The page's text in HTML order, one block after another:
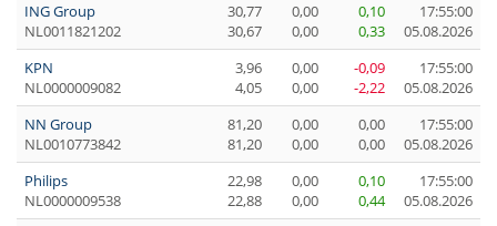
ING Group
NL0011821202
30,77
30,67
0,00
0,00
0,10
0,33
17:55:00
05.08.2026
KPN
NL0000009082
3,96
4,05
0,00
0,00
-0,09
-2,22
17:55:00
05.08.2026
NN Group
NL0010773842
81,20
81,20
0,00
0,00
0,00
0,00
17:55:00
05.08.2026
Philips
NL0000009538
22,98
22,88
0,00
0,00
0,10
0,44
17:55:00
05.08.2026